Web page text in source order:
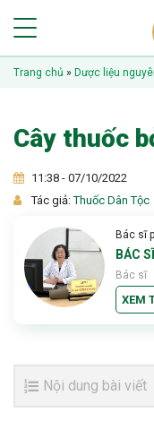
Trang chủ » Dược liệu
Cây thuốc
11:38 - 07/10/2022
Tác giả:Thuốc Dân Tộc
Bác sĩ
BÁC
Bác sĩ
XEM
Nội dung bài viết